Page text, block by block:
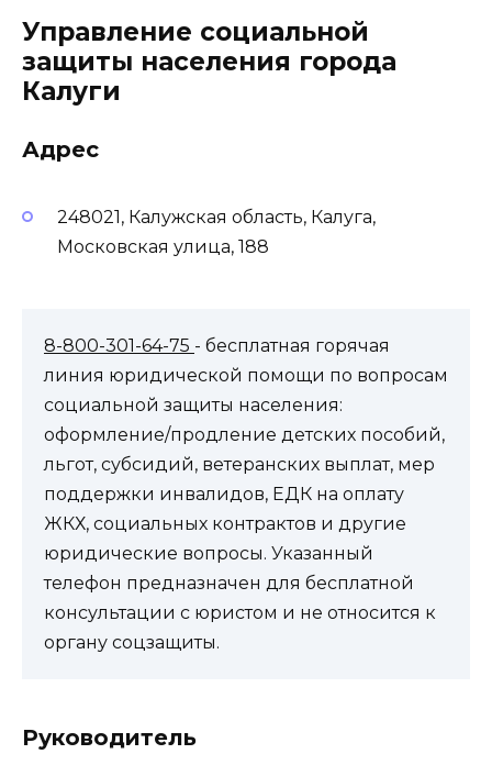
Управление социальной
защиты населения города
Калуги
Адрес
248021, Калужская область, Калуга,
Московская улица, 188
8-800-301-64-75 - бесплатная горячая
линия юридической помощи по вопросам
социальной защиты населения:
оформление/продление детских пособий,
льгот, субсидий, ветеранских выплат, мер
поддержки инвалидов, ЕДК на оплату
ЖКХ, социальных контрактов и другие
юридические вопросы. Указанный
телефон предназначен для бесплатной
консультации с юристом и не относится к
органу соцзащиты.
Руководитель